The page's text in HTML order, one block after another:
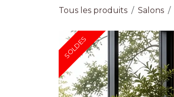
Tous les produits Salons
SOLDES